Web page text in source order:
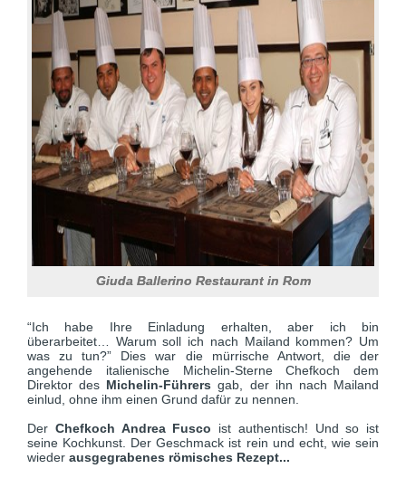
Giuda Ballerino Restaurant in Rom
“Ich habe Ihre Einladung erhalten, aber ich bin
überarbeitet… Warum soll ich nach Mailand kommen? Um
was zu tun?” Dies war die mürrische Antwort, die der
angehende italienische Michelin-Sterne Chefkoch dem
Direktor des Michelin-Führers gab, der ihn nach Mailand
einlud, ohne ihm einen Grund dafür zu nennen.
Der Chefkoch Andrea Fusco ist authentisch! Und so ist
seine Kochkunst. Der Geschmack ist rein und echt, wie sein
wieder ausgegrabenes römisches Rezept...